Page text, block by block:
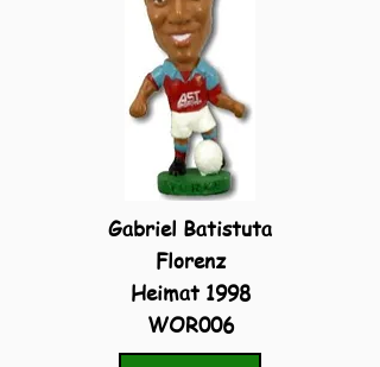
Gabriel Batistuta
Florenz
Heimat 1998
WOR006